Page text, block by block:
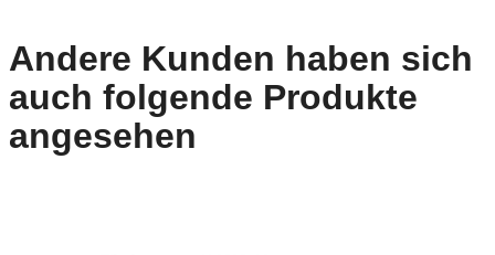
Andere Kunden haben sich
auch folgende Produkte
angesehen